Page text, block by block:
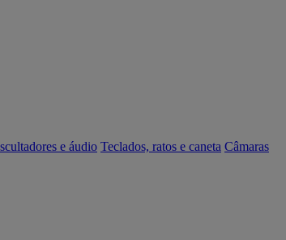
e áudio Teclados, ratos e caneta Câmaras